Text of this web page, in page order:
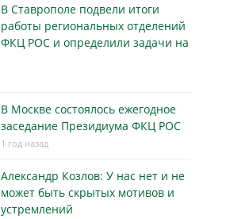
В Ставрополе подвели итоги
работы региональных отделений
ФКЦ РОС и определили задачи на
В Москве состоялось ежегодное
заседание Президиума ФКЦ РОС
1 год назад
Александр Козлов: У нас нет и не
может быть скрытых мотивов и
устремлений